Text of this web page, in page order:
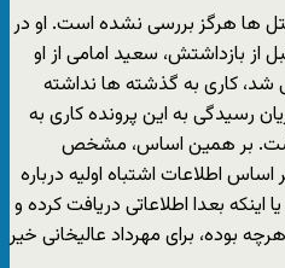
ها هرگز بررسی نشده است. او در
از بازداشتش، سعید امامی از او
شد، کاری به گذشته ها نداشته
رسیدگی به این پرونده کاری به
بر همین اساس، مشخص
اطلاعات اشتباه اولیه درباره
اینکه بعدا اطلاعاتی دریافت کرده و
بوده، برای مهرداد عالیخانی خیر